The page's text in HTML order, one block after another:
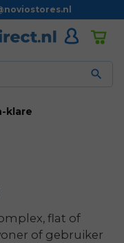

klare
flat of
of gebruiker